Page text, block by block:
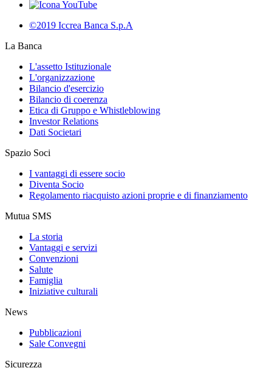
©2019 Iccrea Banca S.p.A
La Banca
L'assetto Istituzionale
L'organizzazione
Bilancio d'esercizio
Bilancio di coerenza
Etica di Gruppo e Whistleblowing
Investor Relations
Dati Societari
Spazio Soci
I vantaggi di essere socio
Diventa Socio
Regolamento riacquisto azioni proprie e di finanziamento
Mutua SMS
La storia
Vantaggi e servizi
Convenzioni
Salute
Famiglia
Iniziative culturali
News
Pubblicazioni
Sale Convegni
Sicurezza